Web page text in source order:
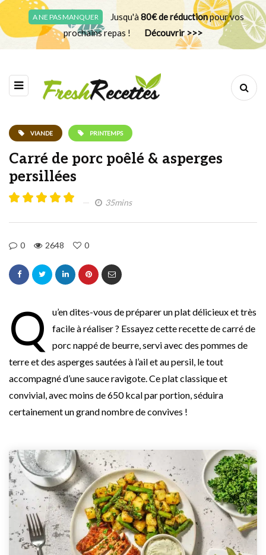
A NE PAS MANQUER Jusqu'à80€ de réductionpour vos
prochains repas !
Découvrir >>>
VIANDE PRINTEMPS
Carré de porc poêlé & asperges
persillées
35mins
0 2648 0
Q
u’en dites-vous de préparer un plat délicieux et très
facile à réaliser ? Essayez cette recette de carré de
porc nappé de beurre, servi avec des pommes de
terre et des asperges sautées à l’ail et au persil, le tout
accompagné d’une sauce ravigote. Ce plat classique et
convivial, avec moins de 650 kcal par portion, séduira
certainement un grand nombre de convives !